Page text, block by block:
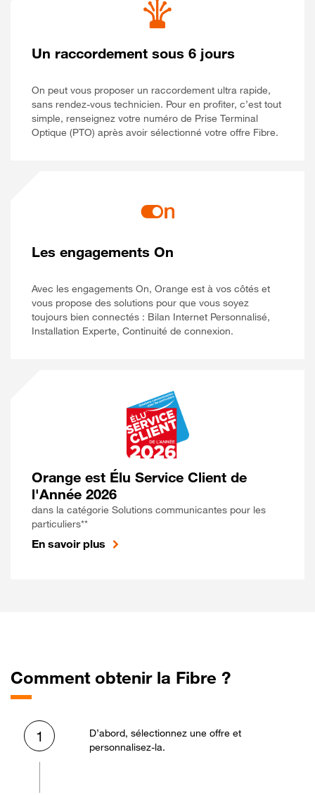
Un raccordement sous 6 jours
On peut vous proposer un raccordement ultra rapide,
sans rendez-vous technicien. Pour en profiter, c’est tout
simple, renseignez votre numéro de Prise Terminal
Optique (PTO) après avoir sélectionné votre offre Fibre.
Les engagements On
Avec les engagements On, Orange est à vos côtés et
vous propose des solutions pour que vous soyez
toujours bien connectés : Bilan Internet Personnalisé,
Installation Experte, Continuité de connexion.
Orange est Élu Service Client de
l'Année 2026
dans la catégorie Solutions communicantes pour les
particuliers**
En savoir plus
Comment obtenir la Fibre ?
1
D’abord, sélectionnez une offre et
personnalisez-la.